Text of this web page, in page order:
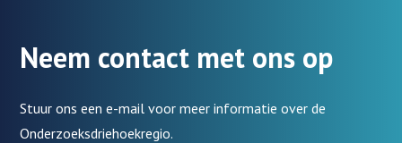
Neem contact met ons op
Stuur ons een e-mail voor meer informatie over de
Onderzoeksdriehoekregio.